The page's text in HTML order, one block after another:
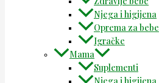
Njega i higijena
Oprema za bebe
Igračke
Mama
Suplementi